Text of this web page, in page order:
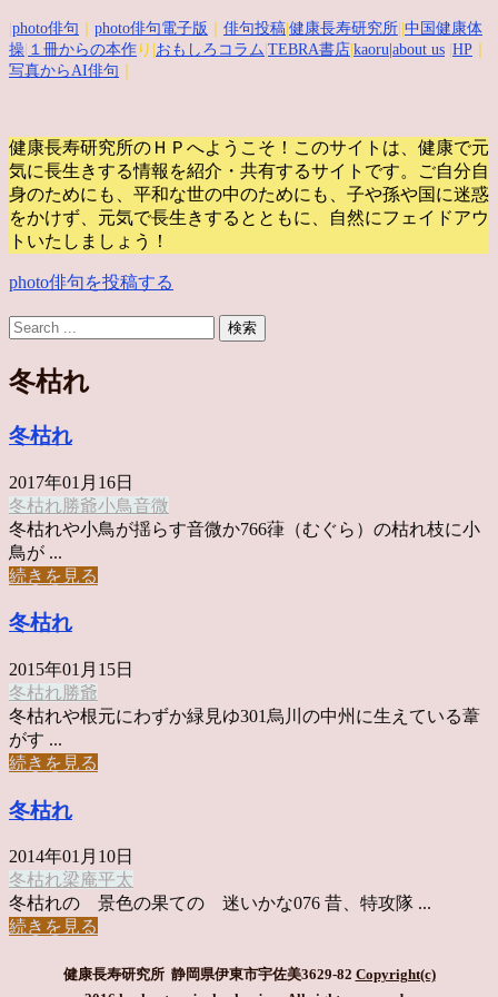
photo俳句 photo俳句電子版 俳句投稿 健康長寿研究所 中国健康体
操 １冊からの本作 り| おもしろコラム TEBRA書店 kaoru |about us HP
写真からAI俳句
健康長寿研究所のＨＰへようこそ！このサイトは、健康で元
気に長生きする情報を紹介・共有するサイトです。
ご自分自
身のためにも、平和な世の中のためにも、子や孫や国に迷惑
をかけず、元気で長生きするとともに、自然にフェイドアウ
トいたしましょう！
photo俳句を投稿する
冬枯れ
冬枯れ
2017年01月16日
冬枯れ勝爺小鳥音微
冬枯れや小鳥が揺らす音微か766葎（むぐら）の枯れ枝に小
鳥が ...
続きを見る
冬枯れ
2015年01月15日
冬枯れ勝爺
冬枯れや根元にわずか緑見ゆ301烏川の中州に生えている葦
がす ...
続きを見る
冬枯れ
2014年01月10日
冬枯れ梁庵平太
冬枯れの 景色の果ての 迷いかな076 昔、特攻隊 ...
続きを見る
健康長寿研究所 静岡県伊東市宇佐美3629-82 Copyright(c)